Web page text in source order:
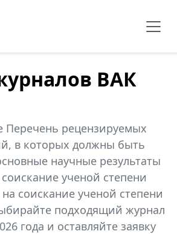
ВАК
Перечень рецензируемых
в которых должны быть
научные результаты
ученой степени
соискание ученой степени
подходящий журнал
года и оставляйте заявку